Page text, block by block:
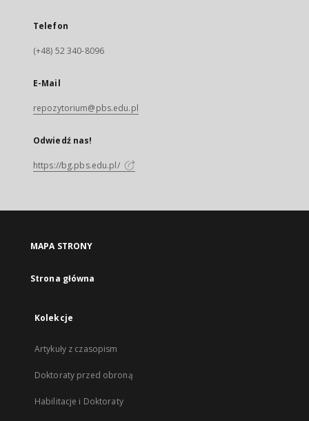
Telefon
(+48) 52 340-8096
E-Mail
repozytorium@pbs.edu.pl
Odwiedź nas!
https://bg.pbs.edu.pl/
MAPA STRONY
Strona główna
Kolekcje
Artykuły z czasopism
Doktoraty przed obroną
Habilitacje i Doktoraty